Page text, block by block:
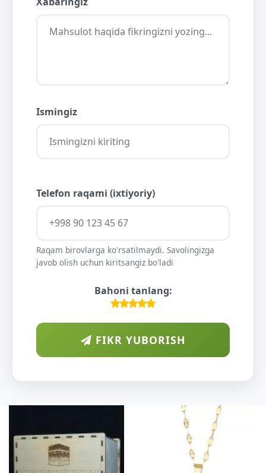
Ismingiz
Telefon raqami (ixtiyoriy)
Raqam birovlarga ko'rsatilmaydi. Savolingizga
javob olish uchun kiritsangiz bo'ladi
Bahoni tanlang:
FIKR YUBORISH
YELIMI: